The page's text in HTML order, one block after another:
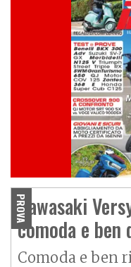
PROVA
Kawasaki
comoda e ben
Comoda e ben